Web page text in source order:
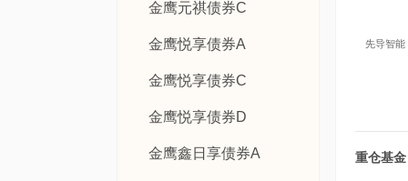
金鹰元祺债券C
金鹰悦享债券A
金鹰悦享债券C
金鹰悦享债券D
金鹰鑫日享债券A
先导智能
重仓基金